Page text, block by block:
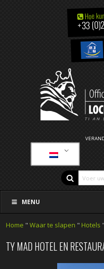
Hoe
+33
MENU
Home "Waar te slapen " Hotels
TY MAD HOTEL EN